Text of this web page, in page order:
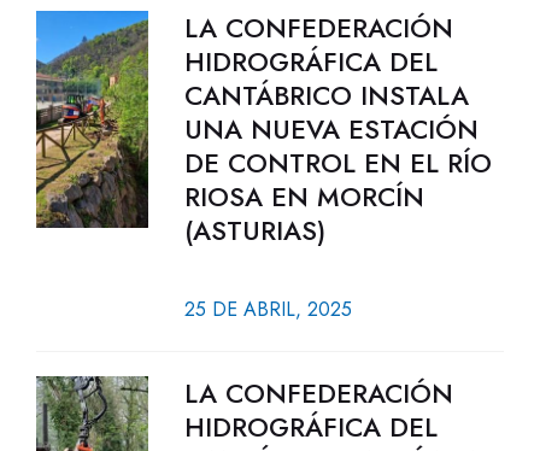
LA CONFEDERACIÓN
HIDROGRÁFICA DEL
CANTÁBRICO INSTALA
UNA NUEVA ESTACIÓN
DE CONTROL EN EL RÍO
RIOSA EN MORCÍN
(ASTURIAS)
25 DE ABRIL, 2025
LA CONFEDERACIÓN
HIDROGRÁFICA DEL